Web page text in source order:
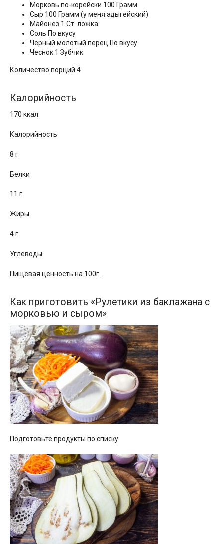
Морковь по-корейски 100 Грамм
Сыр 100 Грамм (у меня адыгейский)
Майонез 1 Ст. ложка
Соль По вкусу
Черный молотый перец По вкусу
Чеснок 1 Зубчик
Количество порций 4
Калорийность
170 ккал
Калорийность
8 г
Белки
11 г
Жиры
4 г
Углеводы
Пищевая ценность на 100г.
Как приготовить «Рулетики из баклажана с
морковью и сыром»
Подготовьте продукты по списку.